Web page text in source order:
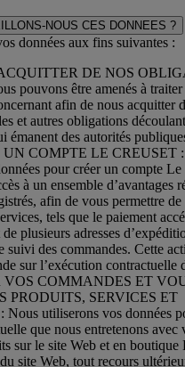
NOUS CES DONNEES ?
données aux fins suivantes :
DE NOS
pouvons être amenés à traiter
afin de nous acquitter
et autres obligations découlant
émanent des autorités
COMPTE LE CREUSET
pour créer un compte Le
à un ensemble d’avantages
afin de vous permettre
tels que le paiement
plusieurs adresses
suivi des commandes. Cette
sur l’exécution contractuelle
VOS COMMANDES ET
PRODUITS, SERVICES ET
utiliserons vos données
que nous entretenons avec
sur le site Web et en boutique
site Web, tout recours